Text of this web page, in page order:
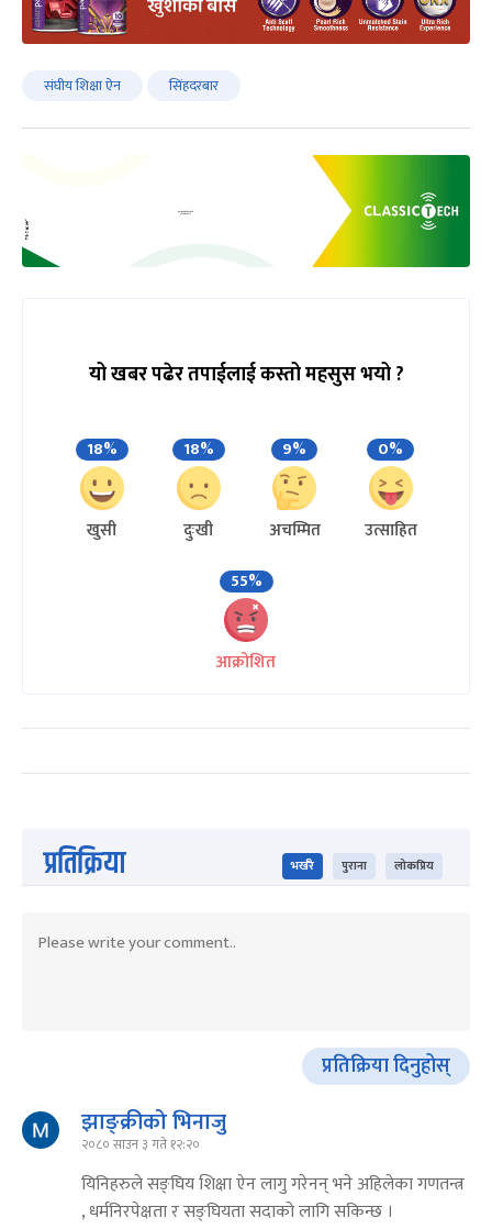
संघीय शिक्षा ऐन सिंहदरबार
यो खबर पढेर तपाईलाई कस्तो महसुस भयो ?
18%
खुसी
18%
दुःखी
9%
अचम्मित
0%
उत्साहित
55%
आक्रोशित
प्रतिक्रिया भर्खरै पुराना लोकप्रिय
प्रतिक्रिया दिनुहोस्
झाङ्क्रीको भिनाजु
२०८० साउन ३ गते १२:२०
यिनिहरुले सङ्घिय शिक्षा ऐन लागु गरेनन् भने अहिलेका गणतन्त्र
, धर्मनिरपेक्षता र सङ्घियता सदाको लागि सकिन्छ ।